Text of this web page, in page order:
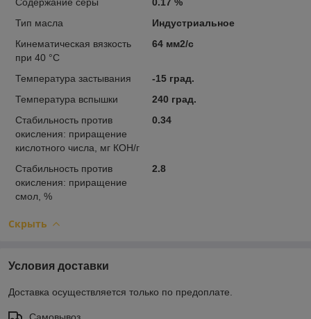
Тип масла
Индустриальное
Кинематическая вязкость
при 40 °С
64 мм2/с
Температура застывания
-15 град.
Температура вспышки
240 град.
Стабильность против
окисления: приращение
кислотного числа, мг КОН/г
0.34
Стабильность против
окисления: приращение
смол, %
2.8
Скрыть
Условия доставки
Доставка осуществляется только по предоплате.
Самовывоз